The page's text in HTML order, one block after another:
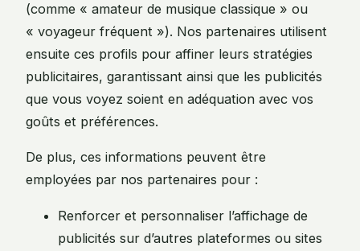
(comme « amateur de musique classique » ou
« voyageur fréquent »). Nos partenaires utilisent
ensuite ces profils pour affiner leurs stratégies
publicitaires, garantissant ainsi que les publicités
que vous voyez soient en adéquation avec vos
goûts et préférences.
De plus, ces informations peuvent être
employées par nos partenaires pour :
Renforcer et personnaliser l’affichage de
publicités sur d’autres plateformes ou sites